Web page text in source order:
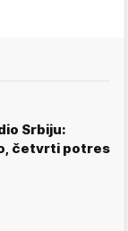
Srbiju:
četvrti potres